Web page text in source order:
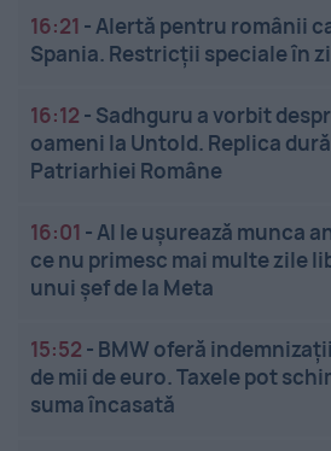
16:21 -Alertă pentru românii
Spania. Restricții speciale în
16:12 - Sadhguru a vorbit
oameni la Untold. Replica
Patriarhiei Române
16:01 -AI le ușurează munca
ce nu primesc mai multe zile
unui șef de la Meta
15:52 - BMW oferă
de mii de euro. Taxele pot
suma încasată